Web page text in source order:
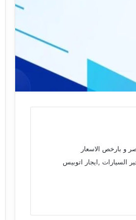
و بارخص الاسعار
تأجير السيارات ,ايجار اتوبيس
ي